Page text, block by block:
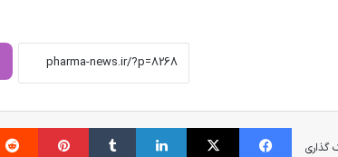
گذاری
فیس بوک X لینکدین ‫تامبلر ‫پین‌ترست